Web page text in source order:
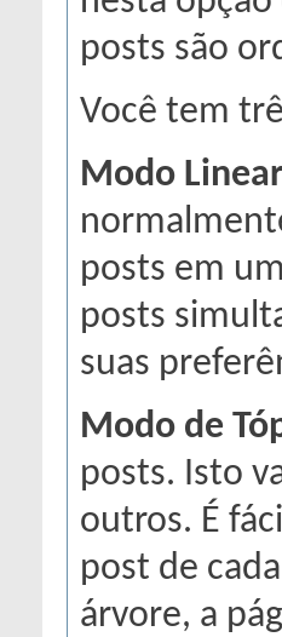
posts são
Você tem
Modo Linear
posts em
posts
suas
Modo de
posts. Isto
outros. É
post de
árvore, a